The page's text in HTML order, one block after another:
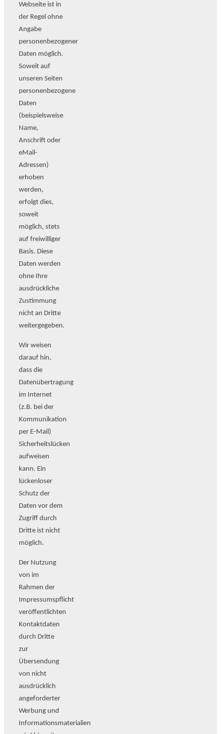
Webseite ist in
der Regel ohne
Angabe
personenbezogener
Daten möglich.
Soweit auf
unseren Seiten
personenbezogene
Daten
(beispielsweise
Name,
Anschrift oder
eMail-
Adressen)
erhoben
werden,
erfolgt dies,
soweit
möglich, stets
auf freiwilliger
Basis. Diese
Daten werden
ohne Ihre
ausdrückliche
Zustimmung
nicht an Dritte
weitergegeben.
Wir weisen
darauf hin,
dass die
Datenübertragung
im Internet
(z.B. bei der
Kommunikation
per E-Mail)
Sicherheitslücken
aufweisen
kann. Ein
lückenloser
Schutz der
Daten vor dem
Zugriff durch
Dritte ist nicht
möglich.
Der Nutzung
von im
Rahmen der
Impressumspflicht
veröffentlichten
Kontaktdaten
durch Dritte
zur
Übersendung
von nicht
ausdrücklich
angeforderter
Werbung und
Informationsmaterialien